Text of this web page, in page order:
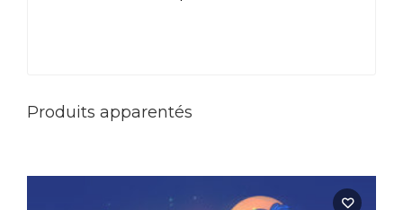
Produits apparentés